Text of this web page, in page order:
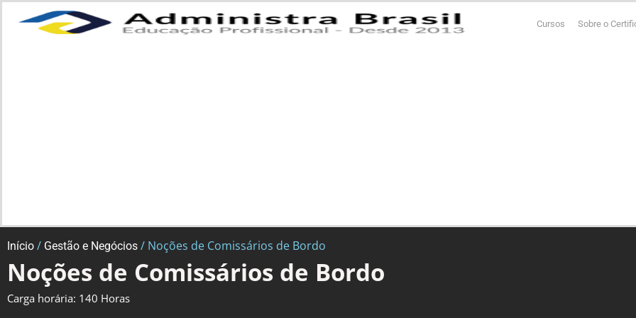
Cursos Sobre o
Início / Gestão e Negócios / Noções de Comissários de Bordo
Noções de Comissários de Bordo
Carga horária: 140 Horas